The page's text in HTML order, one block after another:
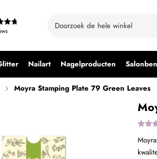
Nailart Nagelproducten
Moyra Stamping Plate 79 Green Leaves